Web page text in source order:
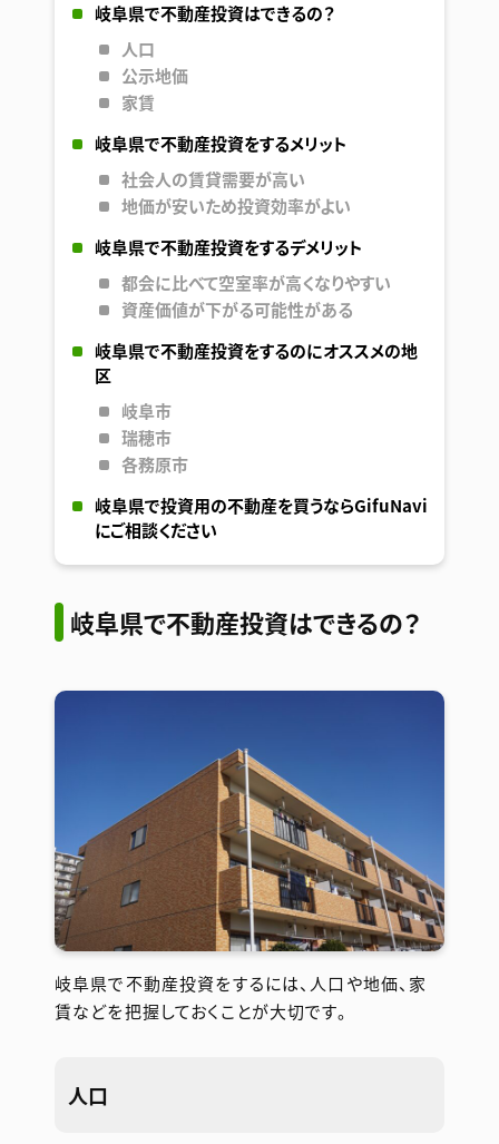
岐阜県で不動産投資はできるの？
人口
公示地価
家賃
岐阜県で不動産投資をするメリット
社会人の賃貸需要が高い
地価が安いため投資効率がよい
岐阜県で不動産投資をするデメリット
都会に比べて空室率が高くなりやすい
資産価値が下がる可能性がある
岐阜県で不動産投資をするのにオススメの地
区
岐阜市
瑞穂市
各務原市
岐阜県で投資用の不動産を買うならGifuNavi
にご相談ください
岐阜県で不動産投資はできるの？
岐阜県で不動産投資をするには、人口や地価、家
賃などを把握しておくことが大切です。
人口